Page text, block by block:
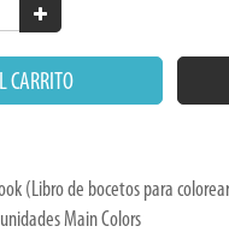
CARRITO
(Libro de bocetos para
Main Colors